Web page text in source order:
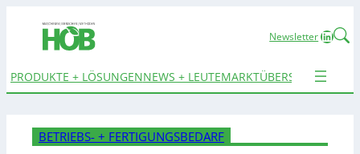
Newsletter
PRODUKTE + LÖSUNGENNEWS + LEUTEMARKTÜBERSICHTEN
BETRIEBS- + FERTIGUNGSBEDARF